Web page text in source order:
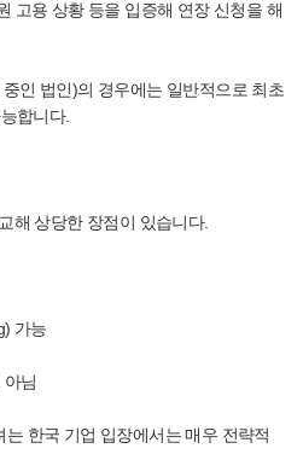
고용 상황 등을 입증해 연장 신청을 해
인 법인)의 경우에는 일반적으로 최초
합니다.
해 상당한 장점이 있습니다.
가능
님
한국 기업 입장에서는 매우 전략적